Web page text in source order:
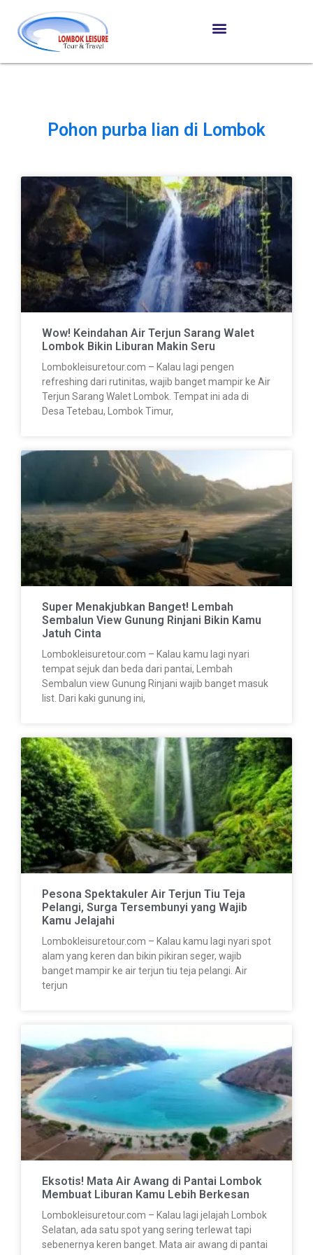
Pohon purba lian di Lombok
Wow! Keindahan Air Terjun Sarang Walet
Lombok Bikin Liburan Makin Seru
Lombokleisuretour.com – Kalau lagi pengen
refreshing dari rutinitas, wajib banget mampir ke Air
Terjun Sarang Walet Lombok. Tempat ini ada di
Desa Tetebau, Lombok Timur,
Super Menakjubkan Banget! Lembah
Sembalun View Gunung Rinjani Bikin Kamu
Jatuh Cinta
Lombokleisuretour.com – Kalau kamu lagi nyari
tempat sejuk dan beda dari pantai, Lembah
Sembalun view Gunung Rinjani wajib banget masuk
list. Dari kaki gunung ini,
Pesona Spektakuler Air Terjun Tiu Teja
Pelangi, Surga Tersembunyi yang Wajib
Kamu Jelajahi
Lombokleisuretour.com – Kalau kamu lagi nyari spot
alam yang keren dan bikin pikiran seger, wajib
banget mampir ke air terjun tiu teja pelangi. Air
terjun
Eksotis! Mata Air Awang di Pantai Lombok
Membuat Liburan Kamu Lebih Berkesan
Lombokleisuretour.com – Kalau lagi jelajah Lombok
Selatan, ada satu spot yang sering terlewat tapi
sebenernya keren banget. Mata air awang di pantai